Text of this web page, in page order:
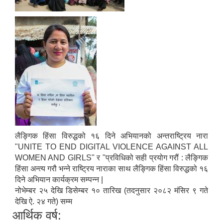
लैङ्गिक हिंसा विरुद्धको १६ दिने अभियानको अन्तराष्ट्रिय नारा
"UNITE TO END DIGITAL VIOLENCE AGAINST ALL
WOMEN AND GIRLS" र "प्रविधिको सही प्रयोग गरौं : लैङ्गिक
हिंसा अन्त्य गरौ भन्ने राष्ट्रिय नाराका साथ लैङ्गिक हिंसा विरुद्धको १६
दिने अभियान कार्यक्रम सम्पन्न |
नोभेम्बर २५ देखि डिसेम्बर १० तारिख (तदनुसार २०८२ मंसिर ९ गते
देखि ऐ. २४ गते) सम्म
आर्थिक वर्ष: